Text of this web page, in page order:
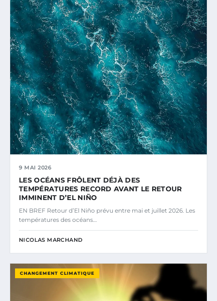
9 MAI 2026
LES OCÉANS FRÔLENT DÉJÀ DES
TEMPÉRATURES RECORD AVANT LE RETOUR
IMMINENT D’EL NIÑO
EN BREF Retour d’El Niño prévu entre mai et juillet 2026. Les
températures des océans…
NICOLAS MARCHAND
CHANGEMENT CLIMATIQUE